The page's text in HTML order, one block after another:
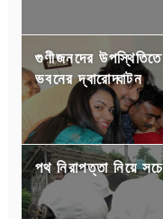
গুণীজনদের
ভবনের দ্বারোদ্ঘাটন
পথ নিরাপত্তা নিয়ে